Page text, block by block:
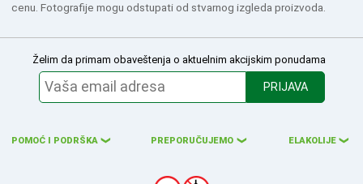
cenu. Fotografije mogu odstupati od stvarnog izgleda proizvoda.
Želim da primam obaveštenja o aktuelnim akcijskim ponudama
PRIJAVA
POMOĆ I PODRŠKA ❮ PREPORUČUJEMO ❮ ELAKOLIJE ❮